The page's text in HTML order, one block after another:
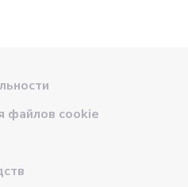
файлов cookie